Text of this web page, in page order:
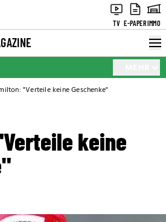
TV E-PAPERIMMO
"Verteile keine Geschenke"
keine